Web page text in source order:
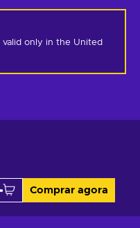
valid only in the United
Comprar agora